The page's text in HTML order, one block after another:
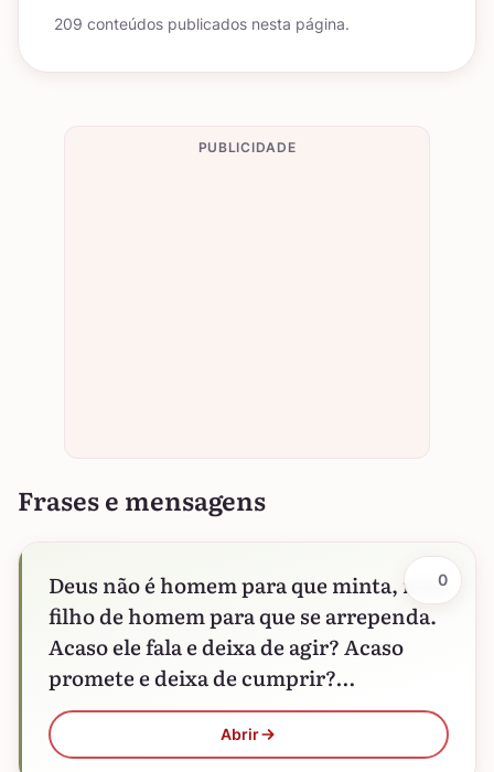
209 conteúdos publicados nesta página.
PUBLICIDADE
Frases e mensagens
Deus não é homem para que minta, nem
filho de homem para que se arrependa.
Acaso ele fala e deixa de agir? Acaso
promete e deixa de cumprir?…
Abrir
0